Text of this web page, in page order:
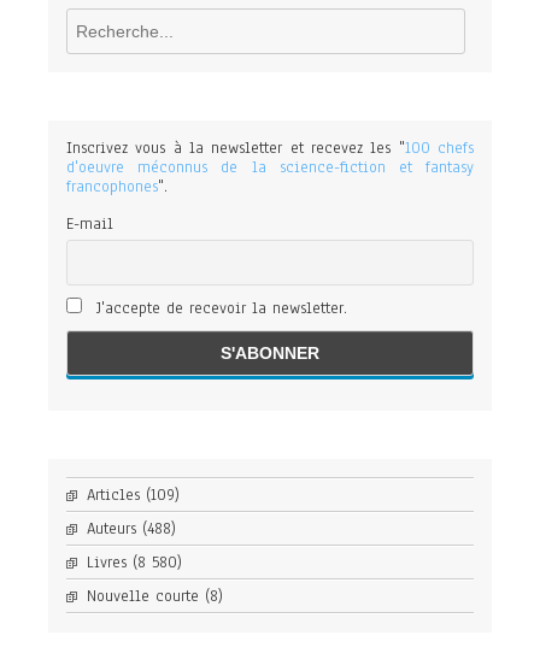
Rechercher
Inscrivez vous à la newsletter et recevez les "100 chefs
d'oeuvre méconnus de la science-fiction et fantasy
francophones".
E-mail
J'accepte de recevoir la newsletter.
Articles (109)
Auteurs (488)
Livres (8 580)
Nouvelle courte (8)